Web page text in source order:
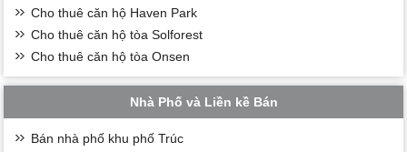
Cho thuê căn hộ Haven Park
Cho thuê căn hộ tòa Solforest
Cho thuê căn hộ tòa Onsen
Nhà Phố và Liền kề Bán
Bán nhà phố khu phố Trúc